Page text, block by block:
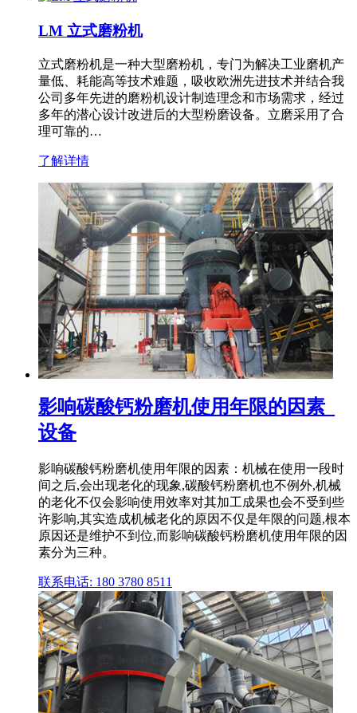
LM 立式磨粉机
立式磨粉机是一种大型磨粉机，专门为解决工业磨机产
量低、耗能高等技术难题，吸收欧洲先进技术并结合我
公司多年先进的磨粉机设计制造理念和市场需求，经过
多年的潜心设计改进后的大型粉磨设备。立磨采用了合
理可靠的…
了解详情
影响碳酸钙粉磨机使用年限的因素_
设备
影响碳酸钙粉磨机使用年限的因素：机械在使用一段时
间之后,会出现老化的现象,碳酸钙粉磨机也不例外,机械
的老化不仅会影响使用效率对其加工成果也会不受到些
许影响,其实造成机械老化的原因不仅是年限的问题,根本
原因还是维护不到位,而影响碳酸钙粉磨机使用年限的因
素分为三种。
联系电话: 180 3780 8511